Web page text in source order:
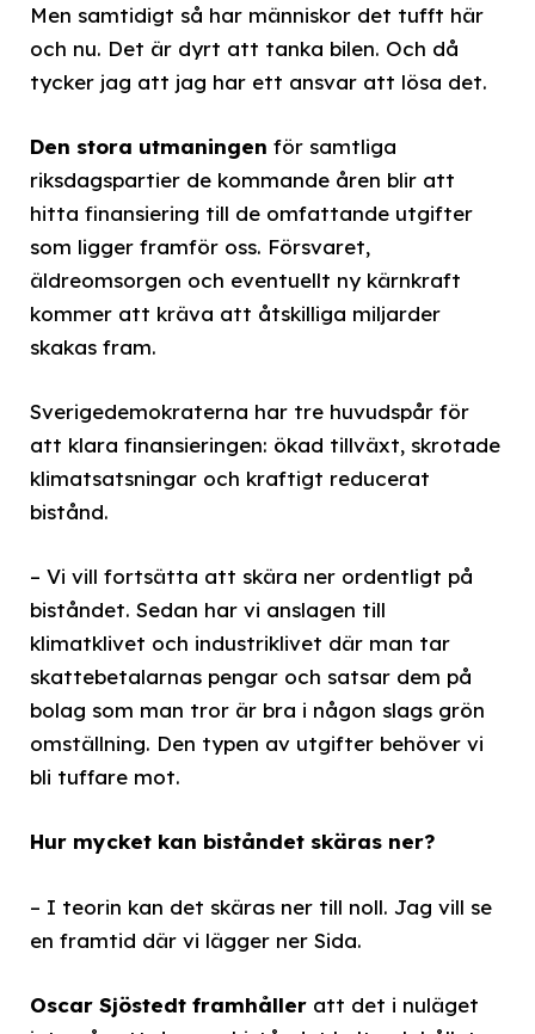
Men samtidigt så har människor det tufft här
och nu. Det är dyrt att tanka bilen. Och då
tycker jag att jag har ett ansvar att lösa det.
Den stora utmaningen för samtliga
riksdagspartier de kommande åren blir att
hitta finansiering till de omfattande utgifter
som ligger framför oss. Försvaret,
äldreomsorgen och eventuellt ny kärnkraft
kommer att kräva att åtskilliga miljarder
skakas fram.
Sverigedemokraterna har tre huvudspår för
att klara finansieringen: ökad tillväxt, skrotade
klimatsatsningar och kraftigt reducerat
bistånd.
– Vi vill fortsätta att skära ner ordentligt på
biståndet. Sedan har vi anslagen till
klimatklivet och industriklivet där man tar
skattebetalarnas pengar och satsar dem på
bolag som man tror är bra i någon slags grön
omställning. Den typen av utgifter behöver vi
bli tuffare mot.
Hur mycket kan biståndet skäras ner?
– I teorin kan det skäras ner till noll. Jag vill se
en framtid där vi lägger ner Sida.
Oscar Sjöstedt framhåller att det i nuläget